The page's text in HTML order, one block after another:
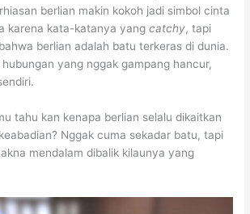
berlian makin kokoh jadi simbol cinta
karena kata-katanya yangcatchy, tapi
berlian adalah batu terkeras di dunia.
yang nggak gampang hancur,
tahu kan kenapa berlian selalu dikaitkan
Nggak cuma sekadar batu, tapi
mendalam dibalik kilaunya yang